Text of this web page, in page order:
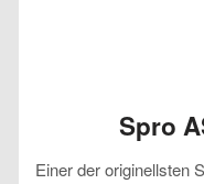
Spro
Einer der originellsten